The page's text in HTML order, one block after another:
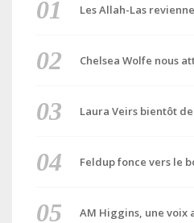
Les Allah-Las
Chelsea Wolfe nous
Laura Veirs bientôt
Feldup fonce vers le
AM Higgins, une voix